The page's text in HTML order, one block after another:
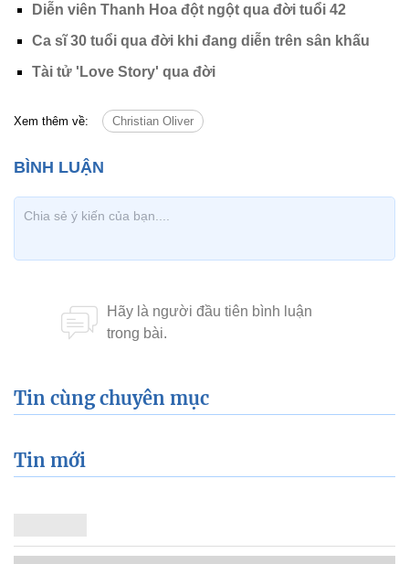
Diễn viên Thanh Hoa đột ngột qua đời tuổi 42
Ca sĩ 30 tuổi qua đời khi đang diễn trên sân khấu
Tài tử 'Love Story' qua đời
Xem thêm về: Christian Oliver
Tin cùng chuyên mục
Tin mới